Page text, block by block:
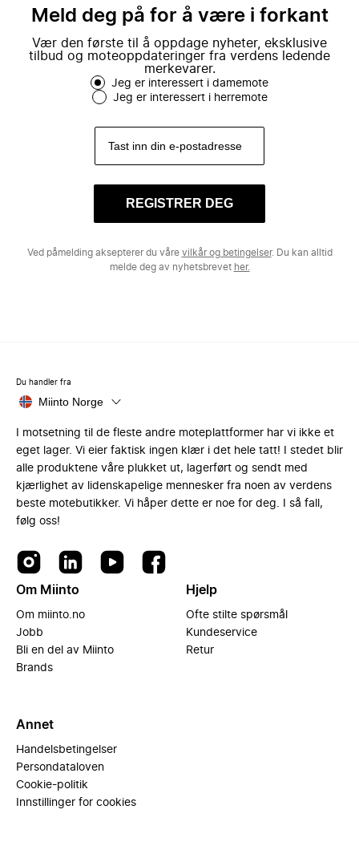
Meld deg på for å være i forkant
Vær den første til å oppdage nyheter, eksklusive
tilbud og moteoppdateringer fra verdens ledende
merkevarer.
Jeg er interessert i damemote
Jeg er interessert i herremote
REGISTRER DEG
Ved påmelding aksepterer du våre vilkår og betingelser. Du kan alltid
melde deg av nyhetsbrevet her.
Du handler fra
Miinto Norge
I motsetning til de fleste andre moteplattformer har vi ikke et
eget lager. Vi eier faktisk ingen klær i det hele tatt! I stedet blir
alle produktene våre plukket ut, lagerført og sendt med
kjærlighet av lidenskapelige mennesker fra noen av verdens
beste motebutikker. Vi håper dette er noe for deg. I så fall,
følg oss!
Om Miinto
Om miinto.no
Jobb
Bli en del av Miinto
Brands
Hjelp
Ofte stilte spørsmål
Kundeservice
Retur
Annet
Handelsbetingelser
Persondataloven
Cookie-politik
Innstillinger for cookies